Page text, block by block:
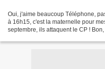
Oui, j'aime beaucoup Téléphone,
à 16h15, c'est la maternelle pour
septembre, ils attaquent le CP !